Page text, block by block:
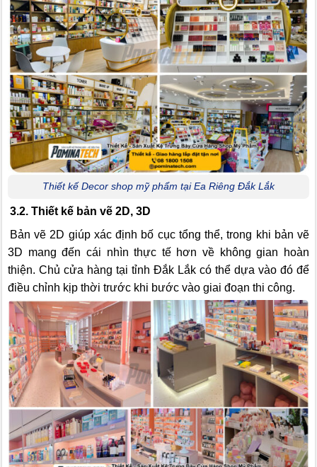
Thiết kế Decor shop mỹ phẩm tại Ea Riêng Đắk Lắk
3.2. Thiết kế bản vẽ 2D, 3D
Bản vẽ 2D giúp xác định bố cục tổng thể, trong khi bản vẽ
3D mang đến cái nhìn thực tế hơn về không gian hoàn
thiện. Chủ cửa hàng tại tỉnh Đắk Lắk có thể dựa vào đó để
điều chỉnh kịp thời trước khi bước vào giai đoạn thi công.